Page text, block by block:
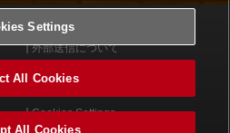
利用規約
外部送信について
Cookies Settings
Settings
All Cookies
All Cookies